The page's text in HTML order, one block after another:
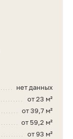
нет данных
от 23 м²
от 39,7 м²
от 59,2 м²
от 93 м²